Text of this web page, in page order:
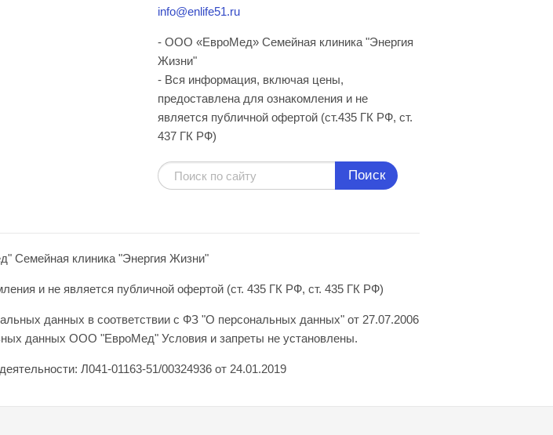
info@enlife51.ru
- ООО «ЕвроМед» Семейная клиника "Энергия
Жизни"
- Вся информация, включая цены,
предоставлена для ознакомления и не
является публичной офертой (ст.435 ГК РФ, cт.
437 ГК РФ)
Поиск
Семейная клиника "Энергия Жизни"
и не является публичной офертой (ст. 435 ГК РФ, ст. 435 ГК РФ)
данных в соответствии с ФЗ "О персональных данных" от 27.07.2006
данных ООО "ЕвроМед" Условия и запреты не установлены.
Л041-01163-51/00324936 от 24.01.2019